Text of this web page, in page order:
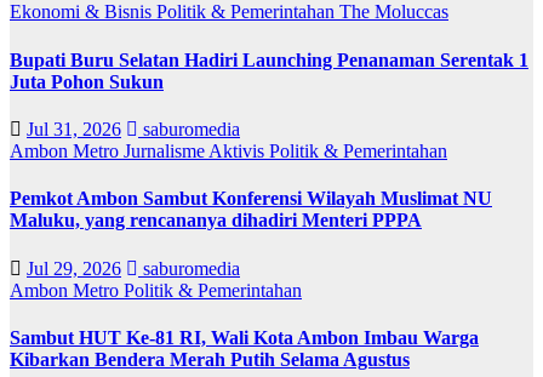
Ekonomi & Bisnis Politik & Pemerintahan The Moluccas
Bupati Buru Selatan Hadiri Launching Penanaman Serentak 1
Juta Pohon Sukun
Jul 31, 2026
saburomedia
Ambon Metro Jurnalisme Aktivis Politik & Pemerintahan
Pemkot Ambon Sambut Konferensi Wilayah Muslimat NU
Maluku, yang rencananya dihadiri Menteri PPPA
Jul 29, 2026
saburomedia
Ambon Metro Politik & Pemerintahan
Sambut HUT Ke-81 RI, Wali Kota Ambon Imbau Warga
Kibarkan Bendera Merah Putih Selama Agustus